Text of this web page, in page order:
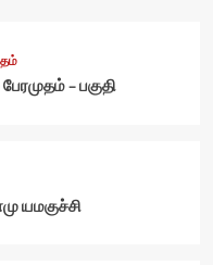
– பகுதி
யமகுச்சி